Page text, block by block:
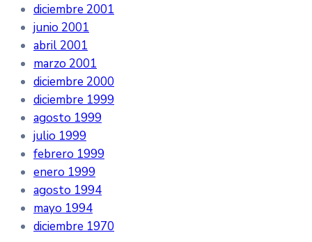
diciembre 2001
junio 2001
abril 2001
marzo 2001
diciembre 2000
diciembre 1999
agosto 1999
julio 1999
febrero 1999
enero 1999
agosto 1994
mayo 1994
diciembre 1970